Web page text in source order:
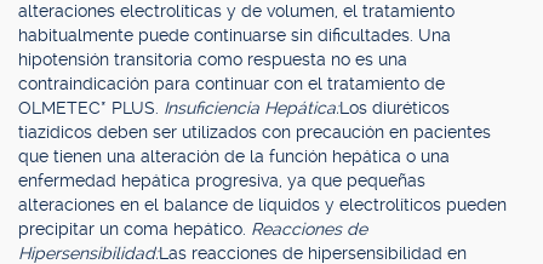
alteraciones electrolíticas y de volumen, el tratamiento
habitualmente puede continuarse sin dificultades. Una
hipotensión transitoria como respuesta no es una
contraindicación para continuar con el tratamiento de
OLMETEC* PLUS. Insuficiencia Hepática:Los diuréticos
tiazídicos deben ser utilizados con precaución en pacientes
que tienen una alteración de la función hepática o una
enfermedad hepática progresiva, ya que pequeñas
alteraciones en el balance de líquidos y electrolíticos pueden
precipitar un coma hepático. Reacciones de
Hipersensibilidad:Las reacciones de hipersensibilidad en